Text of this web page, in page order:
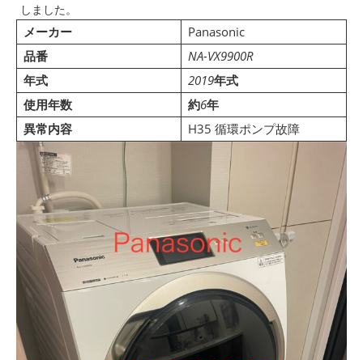
しました。
メーカー
Panasonic
品番
NA-VX9900R
年式
2019年式
使用年数
約6年
異常内容
H35 循環ポンプ故障